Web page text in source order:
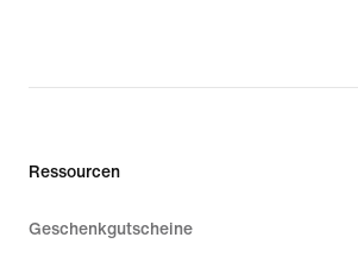
Ressourcen
Geschenkgutscheine